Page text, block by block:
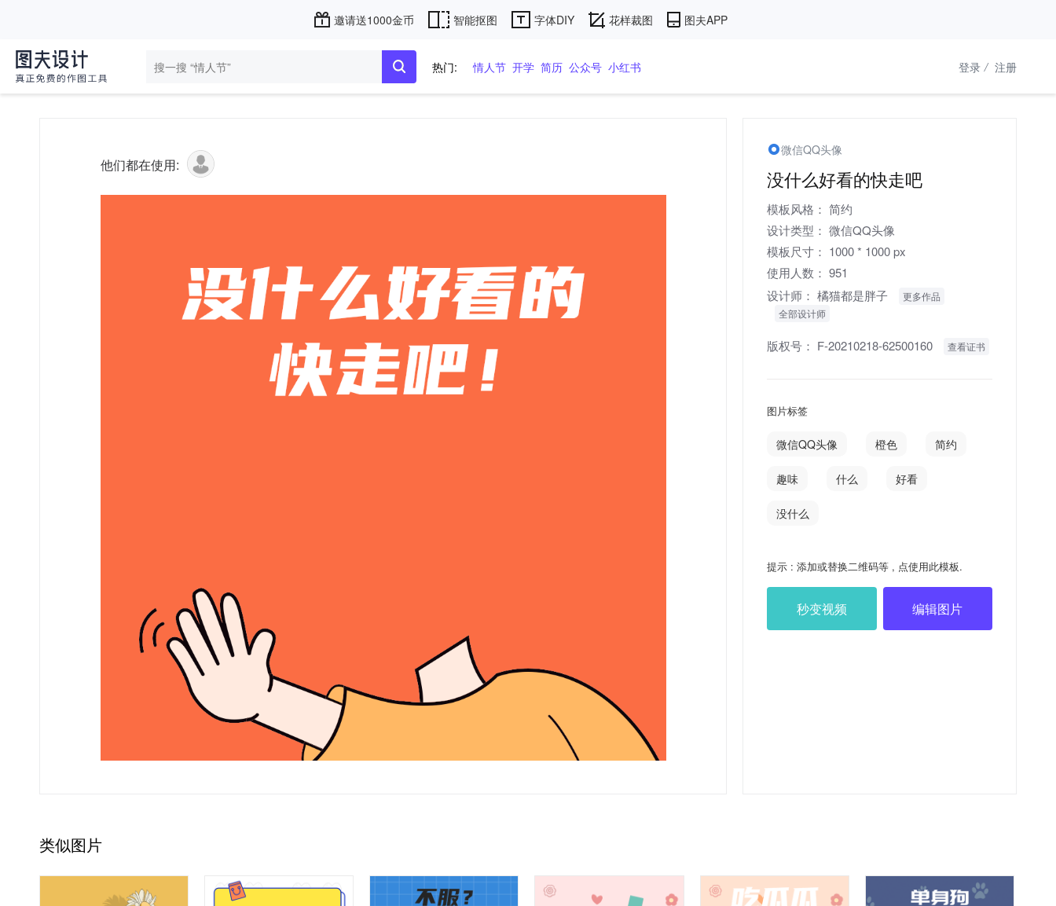
邀请送1000金币 智能抠图 字体DIY 花样裁图 图夫APP
热门: 情人节 开学 简历 公众号 小红书 登录 / 注册
他们都在使用:
微信QQ头像
没什么好看的快走吧
模板风格： 简约
设计类型： 微信QQ头像
模板尺寸： 1000 * 1000 px
使用人数： 951
设计师： 橘猫都是胖子
更多作品
全部设计师
版权号： F-20210218-62500160 查看证书
图片标签
微信QQ头像 橙色 简约
趣味 什么 好看
没什么
提示 : 添加或替换二维码等 , 点使用此模板.
秒变视频 编辑图片
类似图片